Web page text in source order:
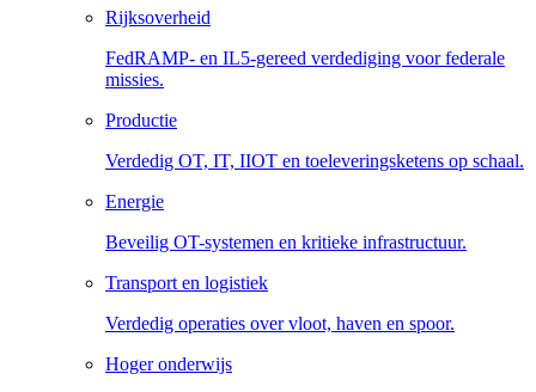
Rijksoverheid
FedRAMP- en IL5-gereed verdediging voor federale
missies.
Productie
Verdedig OT, IT, IIOT en toeleveringsketens op schaal.
Energie
Beveilig OT-systemen en kritieke infrastructuur.
Transport en logistiek
Verdedig operaties over vloot, haven en spoor.
Hoger onderwijs